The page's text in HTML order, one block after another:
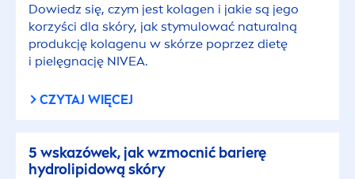
Dowiedz się, czym jest kolagen i jakie są jego
korzyści dla skóry, jak stymulować naturalną
produkcję kolagenu w skórze poprzez dietę
i pielęgnację NIVEA.
CZYTAJ WIĘCEJ
5 wskazówek, jak wzmocnić barierę
hydrolipidową skóry